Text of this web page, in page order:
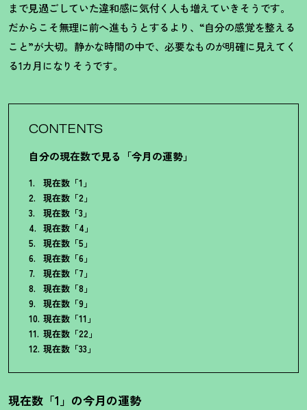
まで見過ごしていた違和感に気付く人も増えていきそうです。
だからこそ無理に前へ進もうとするより、“自分の感覚を整える
こと”が大切。静かな時間の中で、必要なものが明確に見えてく
る1カ月になりそうです。
CONTENTS
自分の現在数で見る「今月の運勢」
現在数「1」
現在数「2」
現在数「3」
現在数「4」
現在数「5」
現在数「6」
現在数「7」
現在数「8」
現在数「9」
現在数「11」
現在数「22」
現在数「33」
現在数「1」の今月の運勢